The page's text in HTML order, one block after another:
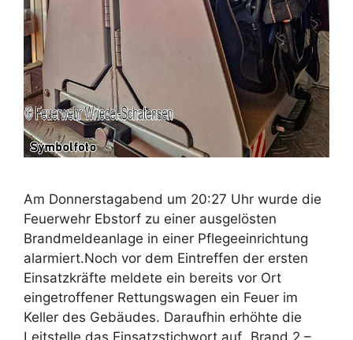
Am Donnerstagabend um 20:27 Uhr wurde die
Feuerwehr Ebstorf zu einer ausgelösten
Brandmeldeanlage in einer Pflegeeinrichtung
alarmiert.Noch vor dem Eintreffen der ersten
Einsatzkräfte meldete ein bereits vor Ort
eingetroffener Rettungswagen ein Feuer im
Keller des Gebäudes. Daraufhin erhöhte die